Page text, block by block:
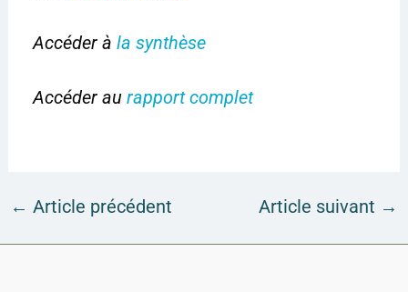
Accéder àla synthèse
Accéder aurapport complet
← Article précédent Article suivant →